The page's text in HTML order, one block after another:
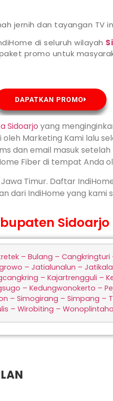
jernih dan tayangan TV
di seluruh wilayah
promo untuk
DAPATKAN PROMO
Sidoarjo yang
Marketing Kami lalu
dan email masuk
Fiber di tempat Anda
Timur. Daftar
dari IndiHome yang kami
Sidoarjo
– Bulang –
– Jatialunalun –
– Kajartrengguli –
– Kedungwonokerto –
– Simogirang – Simpang –
– Wirobiting –